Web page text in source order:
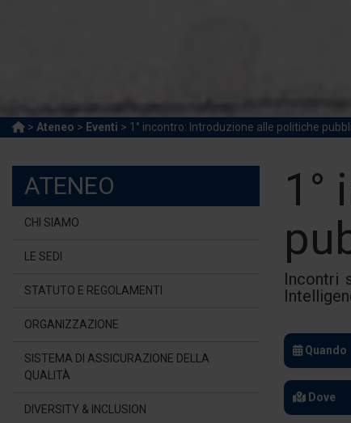
> Ateneo > Eventi > 1° incontro: Introduzione alle politiche
ATENEO
CHI SIAMO
LE SEDI
STATUTO E REGOLAMENTI
ORGANIZZAZIONE
SISTEMA DI ASSICURAZIONE DELLA
QUALITÀ
DIVERSITY & INCLUSION
1°
Incontri
Quando
Dove